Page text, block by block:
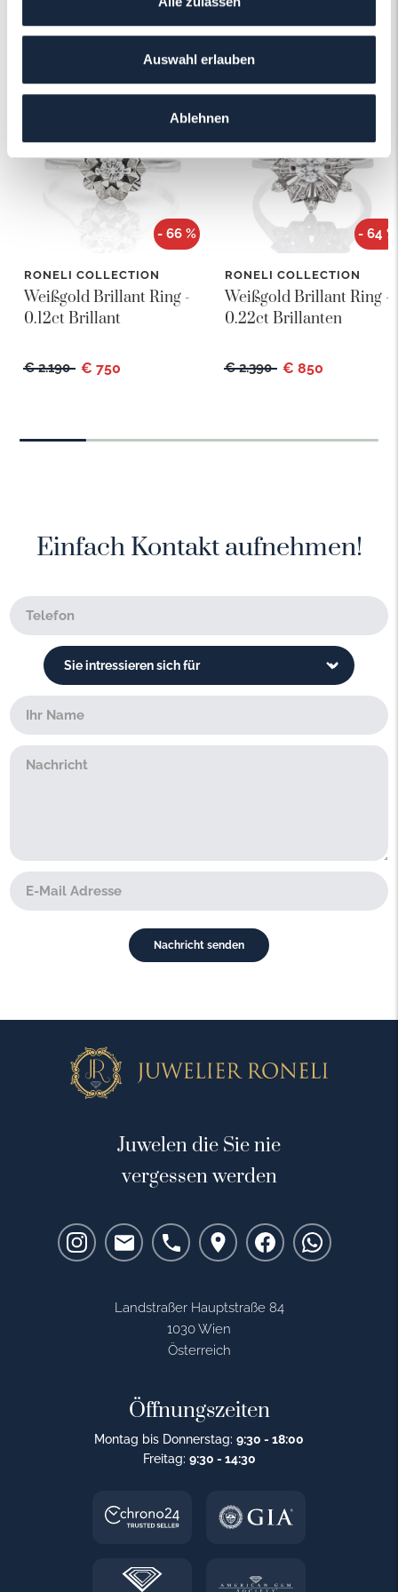
Auswahl erlauben
Ablehnen
Das könnte Ihnen auch gefallen!
- 66 %
RONELI COLLECTION
Weißgold Brillant Ring -
0.12ct Brillant
€ 2.190 € 750
- 64 %
RONELI COLLECTION
Weißgold Brillant Ring -
0.22ct Brillanten
€ 2.390 € 850
Einfach Kontakt aufnehmen!
Juwelen die Sie nie
vergessen werden
Landstraßer Hauptstraße 84
1030 Wien
Österreich
Öffnungszeiten
Montag bis Donnerstag: 9:30 - 18:00
Freitag: 9:30 - 14:30